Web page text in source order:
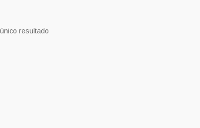
resultado